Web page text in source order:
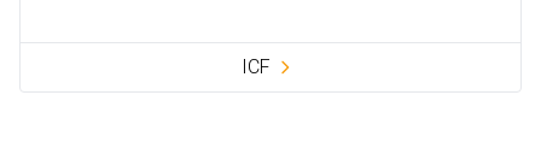
ICF